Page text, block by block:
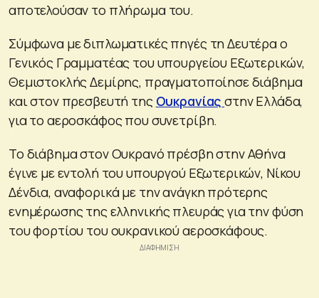
αποτελούσαν το πλήρωμα του.
Σύμφωνα με διπλωματικές πηγές τη Δευτέρα ο
Γενικός Γραμματέας του υπουργείου Εξωτερικών,
Θεμιστοκλής Δεμίρης, πραγματοποίησε διάβημα
και στον πρεσβευτή της Ουκρανίας στην Ελλάδα,
για το αεροσκάφος που συνετρίβη.
Το διάβημα στον Ουκρανό πρέσβη στην Αθήνα
έγινε με εντολή του υπουργού Εξωτερικών, Νίκου
Δένδια, αναφορικά με την ανάγκη πρότερης
ενημέρωσης της ελληνικής πλευράς για την φύση
του φορτίου του ουκρανικού αεροσκάφους.